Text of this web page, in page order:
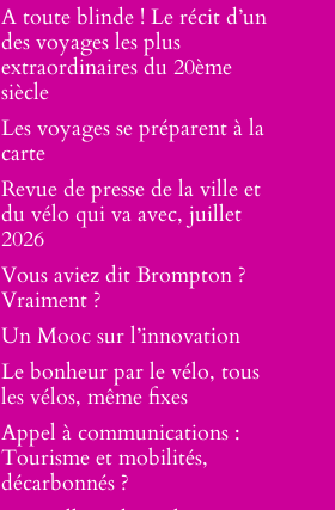
A toute blinde ! Le récit d’un
des voyages les plus
extraordinaires du 20ème
siècle
Les voyages se préparent à la
carte
Revue de presse de la ville et
du vélo qui va avec, juillet
2026
Vous aviez dit Brompton ?
Vraiment ?
Un Mooc sur l’innovation
Le bonheur par le vélo, tous
les vélos, même fixes
Appel à communications :
Tourisme et mobilités,
décarbonnés ?